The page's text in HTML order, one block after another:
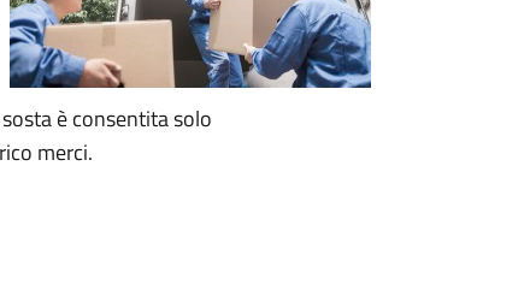
è consentita solo
merci.